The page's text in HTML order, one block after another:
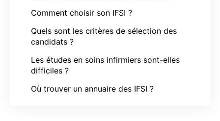
Comment choisir son IFSI ?
Quels sont les critères de sélection des
candidats ?
Les études en soins infirmiers sont-elles
difficiles ?
Où trouver un annuaire des IFSI ?